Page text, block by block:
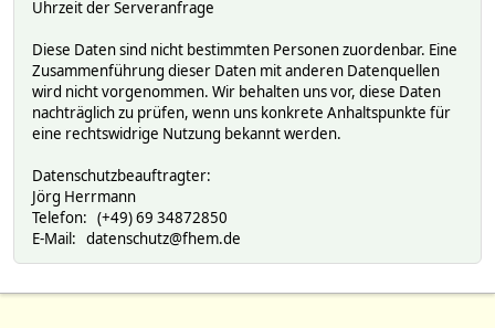
Uhrzeit der Serveranfrage
Diese Daten sind nicht bestimmten Personen zuordenbar. Eine
Zusammenführung dieser Daten mit anderen Datenquellen
wird nicht vorgenommen. Wir behalten uns vor, diese Daten
nachträglich zu prüfen, wenn uns konkrete Anhaltspunkte für
eine rechtswidrige Nutzung bekannt werden.
Datenschutzbeauftragter:
Jörg Herrmann
Telefon: (+49) 69 34872850
E-Mail: datenschutz@fhem.de